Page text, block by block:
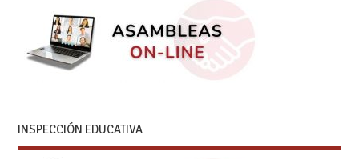
INSPECCIÓN EDUCATIVA